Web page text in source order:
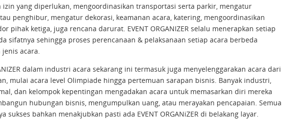
izin yang diperlukan, mengoordinasikan transportasi serta parkir, mengatur
penghibur, mengatur dekorasi, keamanan acara, katering, mengoordinasikan
pihak ketiga, juga rencana darurat. EVENT ORGANIZER selalu menerapkan setiap
sifatnya sehingga proses perencanaan & pelaksanaan setiap acara berbeda
acara.
dalam industri acara sekarang ini termasuk juga menyelenggarakan acara dari
mulai acara level Olimpiade hingga pertemuan sarapan bisnis. Banyak industri,
dan kelompok kepentingan mengadakan acara untuk memasarkan diri mereka
hubungan bisnis, mengumpulkan uang, atau merayakan pencapaian. Semua
sukses bahkan menakjubkan pasti ada EVENT ORGANiZER di belakang layar.